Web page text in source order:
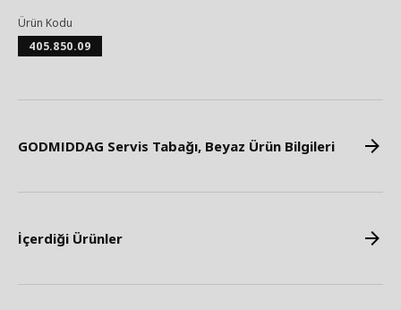
Ürün Kodu
405.850.09
GODMIDDAG Servis Tabağı, Beyaz Ürün Bilgileri
İçerdiği Ürünler